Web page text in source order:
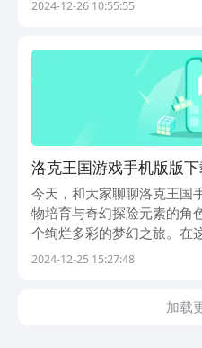
2024-12-26 10:55:55
洛克王国游戏手机版版
装
今天，和大家聊聊洛克王国
物培育与奇幻探险元素的角
个绚烂多彩的梦幻之旅。在
为一位小小魔法师，踏上学
2024-12-25 15:27:48
加载